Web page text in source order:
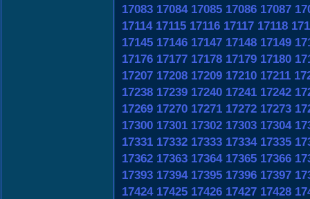
17083 17084 17085 17086 17087
17114 17115 17116 17117 17118
17145 17146 17147 17148 17149
17176 17177 17178 17179 17180
17207 17208 17209 17210 17211
17238 17239 17240 17241 17242
17269 17270 17271 17272 17273
17300 17301 17302 17303 17304
17331 17332 17333 17334 17335
17362 17363 17364 17365 17366
17393 17394 17395 17396 17397
17424 17425 17426 17427 17428